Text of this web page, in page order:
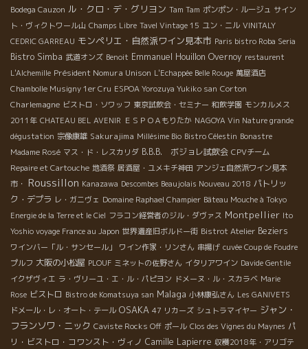
Bodega Cauzon ル・クロ・デ・グリヨン Tam Tam ポンポン・ルージュ サイン
ト・ヴィクトワール山 Champs Libre Tavel Vintage 15 ユン・ニル VINITALY
CEDRIC GARREAU モンペリエ・自然派ワイン見本市 Paris bistro Roba Seria
Bistro Simba 武道オンズ Benoit Emmanuel Houillon Overnoy restaurent
L'Alchemille Président Nomura Unison L'Echappée Belle Rouge 萬屋酒店
Chambolle Musigny 1er Cru ESPOA Yorozuya Yukiko san Corton
Charlemagne ビストロ・ソワッフ 東京試飲会・セミナー 和飲学園 モンカルメス
2011年 CHATEAU BEL AVENIR ＥＳＰＯＡもりたか NAGOYA Vin Nature grande
dégustation 宗像康雄 Sakurajima Millésime Bio Bistro Célestin Bonastre
Madame Rosé マス・ド・レスカリダ B.B.B. ボジョレ試飲会 CPVチーム
Repaire et Cartouche 地酒祭 居酒屋・ユメキチ神田 アンジェ自然派ワイン見本
市・ Roussillon Kanazawa Descombes Beaujolais Nouveau 2018 パトリッ
ク・デプラ レ・ガニヴェ Domaine Raphael Champier Bâteau Mouche à Tokyo
Energie de la Terre et le Ciel フラコン経営者のジル・ダヴァス Montpellier Ito
Yoshio voyage France au Japon 世界遺産旧ボルドー街 Bistrot Atelier Beziers
ワインバー「ル・サンセール」 ワイン作家・リンさん 串揚げ cuvée Coup de Foudre
プルフ 大阪の小松屋 PLOUF ミネットの佐野さん イタリアワイン Davide Gentile
イクザヴィエ ラ・ヴリーユ・エ・ル・パピヨン ドメーヌ・ル・スカラベ Marie
Rose ビストロ Bistro de Komatsuya san Malaga 小林康弘さん Les GANIVETS
ドメール・レ・オート・テール OSAKA 47 リカーズ シュトラマイヤー ジャン・
フランソワ・ニック Caviste Rocks Off ポール Clos des Vignes du Maynes パ
リ・ビストロ・コワンスト・ヴィノ Camille Lapierre 収穫2018年・アリゴテ